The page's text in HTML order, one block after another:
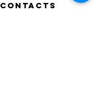
Contacts